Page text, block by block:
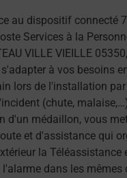
au dispositif connecté
Services à la
VILLE VIEILLE
à vos besoins
lors de l'installation
(chute,
d'un médaillon, vous
et d'assistance qui
la Téléassistance
dans les mêmes